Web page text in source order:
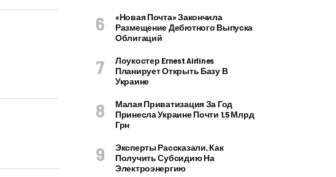
«Новая Почта» Закончила
Размещение Дебютного Выпуска
Облигаций
Лоукостер Ernest Airlines
Планирует Открыть Базу В
Украине
Малая Приватизация За Год
Принесла Украине Почти 1,5 Млрд
Грн
Эксперты Рассказали, Как
Получить Субсидию На
Электроэнергию